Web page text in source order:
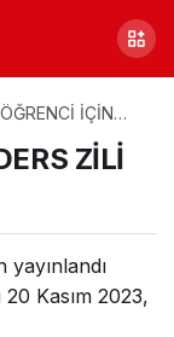
İÇİN
ZİLİ
yayınlandı
20 Kasım 2023,
Paylaş